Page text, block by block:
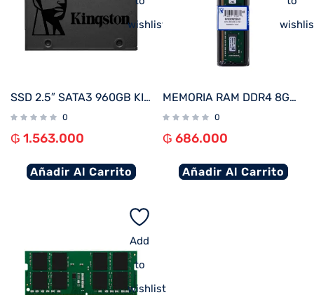
wishlist
SSD 2.5″ SATA3 960GB KINGSTON SA400S37/960G
0
₲ 1.563.000
Añadir Al Carrito
MEMORIA RAM DDR4 8GB 3200 KINGSTON KVR32N22S6/8
0
₲ 686.000
Añadir Al Carrito
Add
to
wishlist